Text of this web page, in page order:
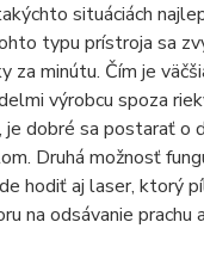
situáciách
typu prístroja sa
minútu. Čím je
výrobcu spoza
dobré sa postarať o
Druhá možnosť
hodiť aj laser, ktorý
odsávanie prachu